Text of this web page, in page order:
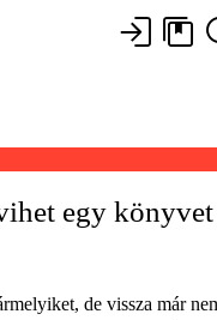
egy könyvet
de vissza már